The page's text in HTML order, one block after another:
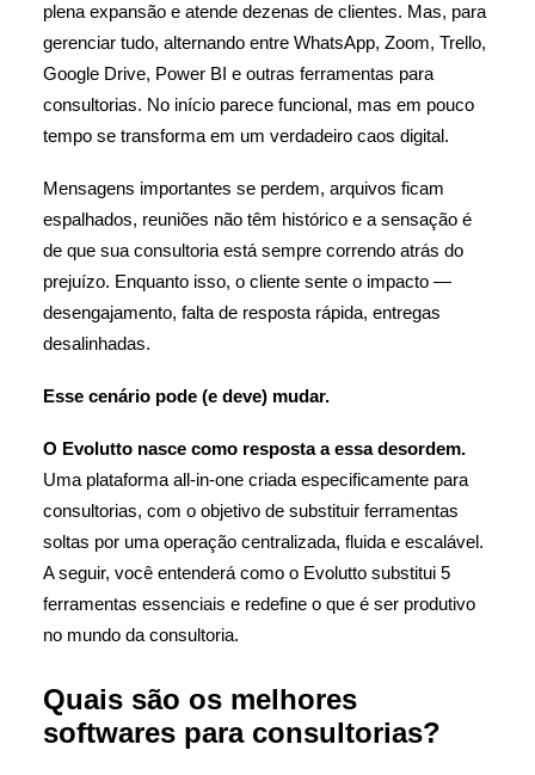
plena expansão e atende dezenas de clientes. Mas, para
gerenciar tudo, alternando entre WhatsApp, Zoom, Trello,
Google Drive, Power BI e outras ferramentas para
consultorias. No início parece funcional, mas em pouco
tempo se transforma em um verdadeiro caos digital.
Mensagens importantes se perdem, arquivos ficam
espalhados, reuniões não têm histórico e a sensação é
de que sua consultoria está sempre correndo atrás do
prejuízo. Enquanto isso, o cliente sente o impacto —
desengajamento, falta de resposta rápida, entregas
desalinhadas.
Esse cenário pode (e deve) mudar.
O Evolutto nasce como resposta a essa desordem.
Uma plataforma all-in-one criada especificamente para
consultorias, com o objetivo de substituir ferramentas
soltas por uma operação centralizada, fluida e escalável.
A seguir, você entenderá como o Evolutto substitui 5
ferramentas essenciais e redefine o que é ser produtivo
no mundo da consultoria.
Quais são os melhores
softwares para consultorias?